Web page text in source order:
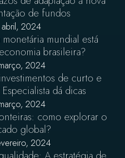
de fundos
abril, 2024
mundial está
brasileira?
2024
de curto e
dá dicas
2024
como explorar o
global?
2024